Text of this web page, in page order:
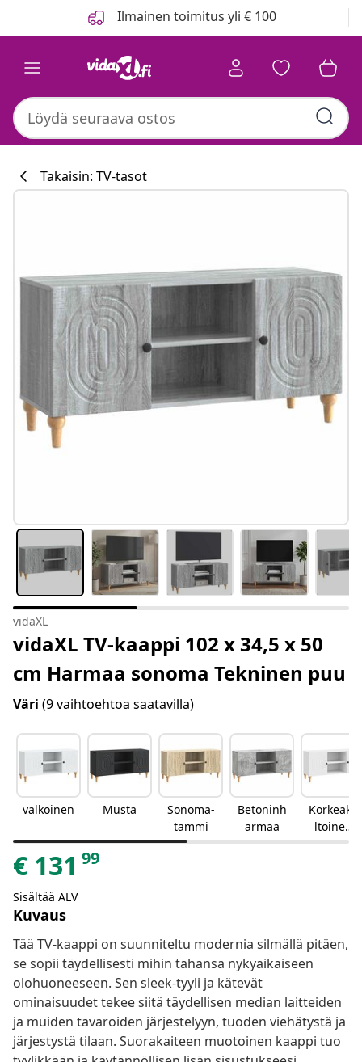
Ilmainen toimitus yli € 100
#sharemevidaxl
Takaisin: TV-tasot
vidaXL
vidaXL TV-kaappi 102 x 34,5 x 50
cm Harmaa sonoma Tekninen puu
Väri (9 vaihtoehtoa saatavilla)
valkoinen Musta
Sonoma-
tammi
Betoninh
armaa
Korkeakii
ltoinen
valkoinen
€ 131 99
Sisältää ALV
Kuvaus
Tää TV-kaappi on suunniteltu modernia silmällä pitäen,
se sopii täydellisesti mihin tahansa nykyaikaiseen
olohuoneeseen. Sen sleek-tyyli ja kätevät
ominaisuudet tekee siitä täydellisen median laitteiden
ja muiden tavaroiden järjestelyyn, tuoden viehätystä ja
järjestystä tilaan. Suorakaiteen muotoinen kaappi tuo